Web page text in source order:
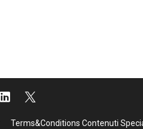
Terms&Conditions Contenuti